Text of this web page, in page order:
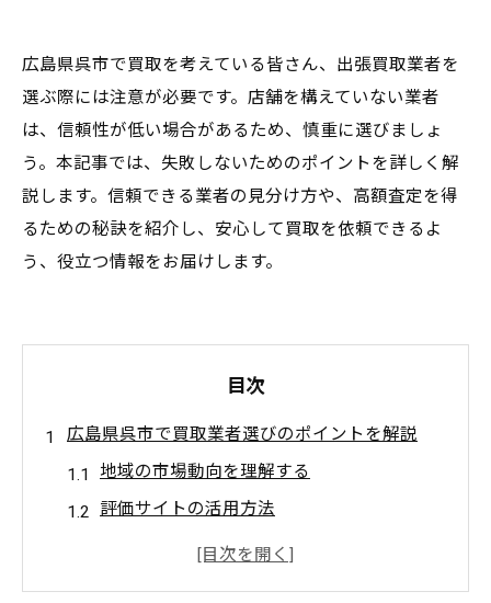
広島県呉市で買取を考えている皆さん、出張買取業者を
選ぶ際には注意が必要です。店舗を構えていない業者
は、信頼性が低い場合があるため、慎重に選びましょ
う。本記事では、失敗しないためのポイントを詳しく解
説します。信頼できる業者の見分け方や、高額査定を得
るための秘訣を紹介し、安心して買取を依頼できるよ
う、役立つ情報をお届けします。
目次
広島県呉市で買取業者選びのポイントを解説
地域の市場動向を理解する
評価サイトの活用方法
顧客レビューを分析する